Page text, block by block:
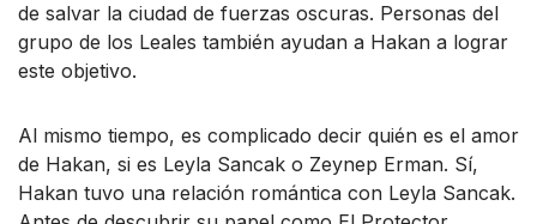
de salvar la ciudad de fuerzas oscuras. Personas del
grupo de los Leales también ayudan a Hakan a lograr
este objetivo.
Al mismo tiempo, es complicado decir quién es el amor
de Hakan, si es Leyla Sancak o Zeynep Erman. Sí,
Hakan tuvo una relación romántica con Leyla Sancak.